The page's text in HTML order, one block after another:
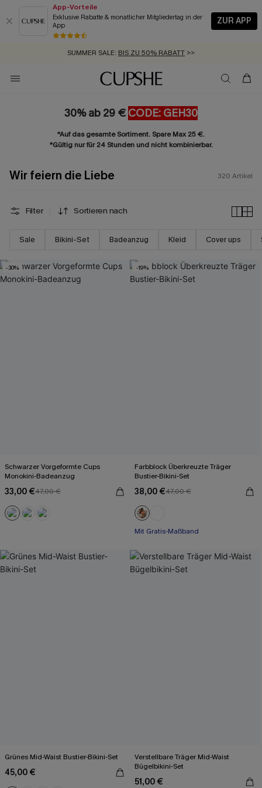
App-Vorteile
Exklusive Rabatte & monatlicher Mitgliedertag in der
App
ZUR APP
GRATIS MASSBAND MIT JEDEM SCHNELLVERSAND-ARTIKEL >>
SUMMER SALE:
ZUM NEWSLETTER:BIS ZU -20% EXTRA ERHALTEN
KOSTENLOSER VERSAND AB 89 €
30% ab 29 € CODE: GEH30
*Auf das gesamte Sortiment. Spare Max 25 €.
*Gültig nur für 24 Stunden und nicht kombinierbar.
Wir feiern die Liebe 320 Artikel
Filter Sortieren nach
Sale Bikini-Set Badeanzug Kleid Cover ups
-30%
Schwarzer Vorgeformte Cups
Monokini-Badeanzug
33,00 €47,00 €
-19%
Farbblock Überkreuzte Träger
Bustier-Bikini-Set
38,00 €47,00 €
Mit Gratis-Maßband
Rüschen
Grünes Mid-Waist Bustier-Bikini-Set
45,00 €
Verstellbare Träger Mid-Waist
Bügelbikini-Set
51,00 €